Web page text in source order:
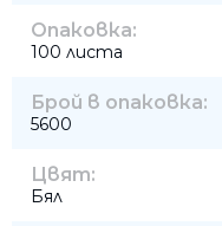
Опаковка:
100 листа
Брой в опаковка:
5600
Цвят:
Бял